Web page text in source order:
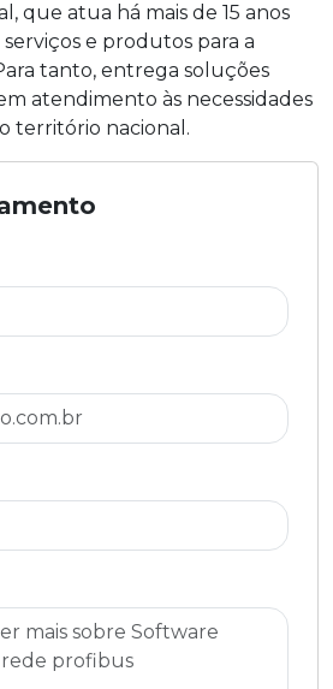
que atua há mais de 15 anos
e produtos para a
tanto, entrega soluções
atendimento às necessidades
território nacional.